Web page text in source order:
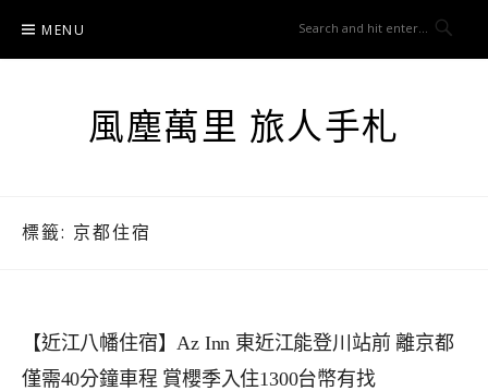
content
MENU
風塵萬里 旅人手札
標籤: 京都住宿
【近江八幡住宿】Az Inn 東近江能登川站前 離京都
僅需40分鐘車程 賞櫻季入住1300台幣有找